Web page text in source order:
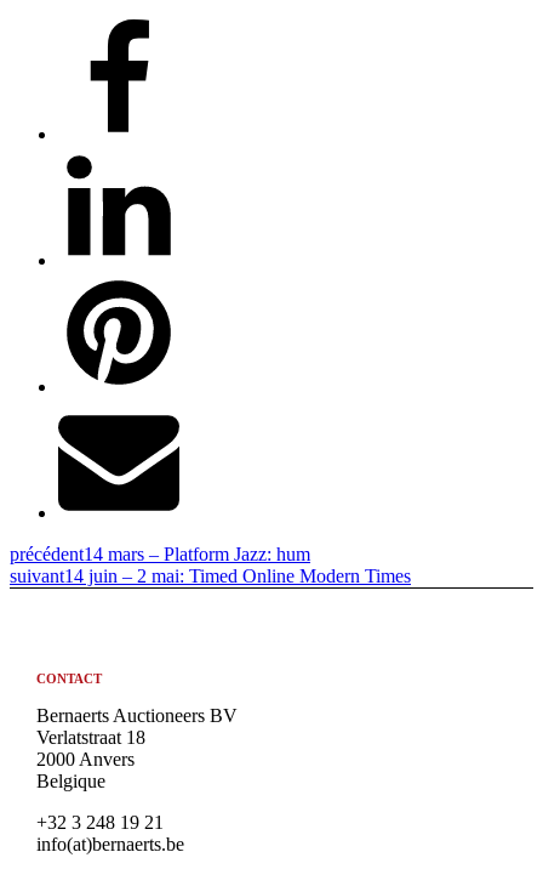
précédent14 mars – Platform Jazz: hum
suivant14 juin – 2 mai: Timed Online Modern Times
CONTACT
Bernaerts Auctioneers BV
Verlatstraat 18
2000 Anvers
Belgique
+32 3 248 19 21
info(at)bernaerts.be